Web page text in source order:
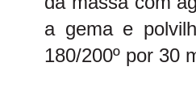
a gema e
180/200º por 30